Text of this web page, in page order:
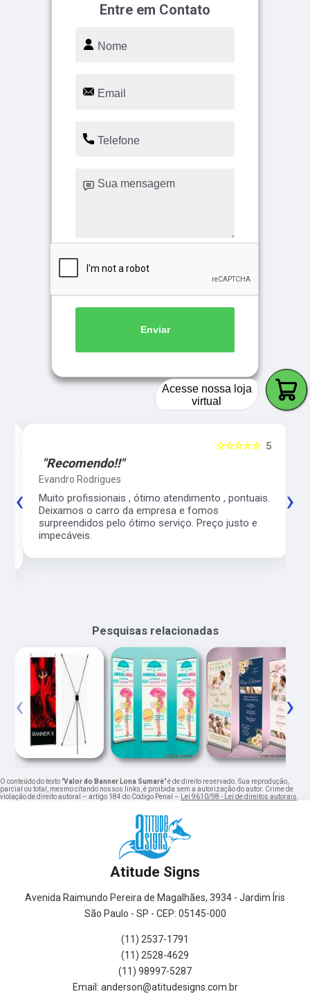
Entre em Contato
Enviar
5
☆☆☆☆☆
"Recomendo!!"
Evandro Rodrigues
Muito profissionais , ótimo atendimento , pontuais.
Deixamos o carro da empresa e fomos
surpreendidos pelo ótimo serviço. Preço justo e
impecáveis.
‹ ›
Pesquisas relacionadas
‹ ›
O conteúdo do texto "Valor do Banner Lona Sumaré" é de direito reservado. Sua reprodução,
parcial ou total, mesmo citando nossos links, é proibida sem a autorização do autor. Crime de
violação de direito autoral – artigo 184 do Código Penal –
Lei 9610/98 - Lei de direitos autorais
Atitude Signs
Avenida Raimundo Pereira de Magalhães, 3934 - Jardim Íris
São Paulo - SP - CEP: 05145-000
(11) 2537-1791
(11) 2528-4629
(11) 98997-5287
Acesse nossa loja
virtual